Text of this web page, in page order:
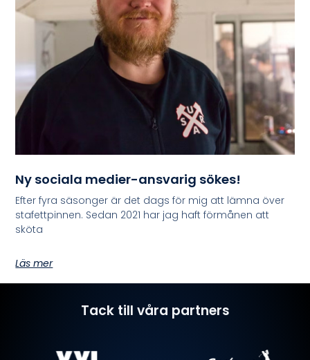
Ny sociala medier-ansvarig sökes!
Efter fyra säsonger är det dags för mig att lämna över
stafettpinnen. Sedan 2021 har jag haft förmånen att
sköta
Läs mer
Tack till våra partners